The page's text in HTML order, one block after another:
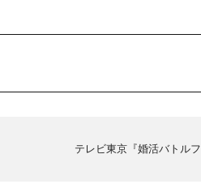
テレビ東京『婚活バトル